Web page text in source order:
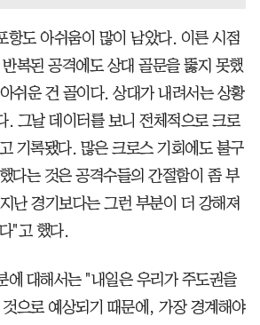
항도 아쉬움이 많이 남았다. 이른 시점
복된 공격에도 상대 골문을 뚫지 못했
쉬운 건 골이다. 상대가 내려서는 상황
. 그날 데이터를 보니 전체적으로 크로
기록됐다. 많은 크로스 기회에도 불구
다는 것은 공격수들의 간절함이 좀 부
난 경기보다는 그런 부분이 더 강해져
"고 했다.
에 대해서는 "내일은 우리가 주도권을
으로 예상되기 때문에, 가장 경계해야